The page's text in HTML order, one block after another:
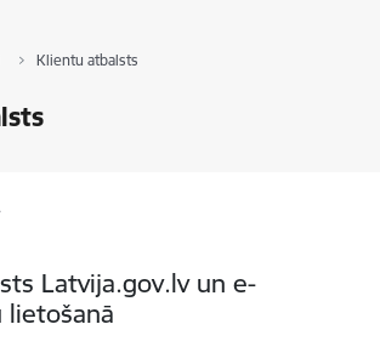
Klientu atbalsts
Latvija.gov.lv un e-
lietošanā